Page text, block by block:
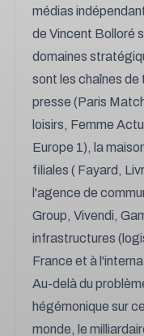
médias
de Vincent Bolloré
domaines
sont les chaînes
presse (Paris
loisirs, Femme
Europe 1), la
filiales ( Fayard,
l'agence de
Group, Vivendi,
infrastructures
France et à
Au-delà du
hégémonique sur
monde, le